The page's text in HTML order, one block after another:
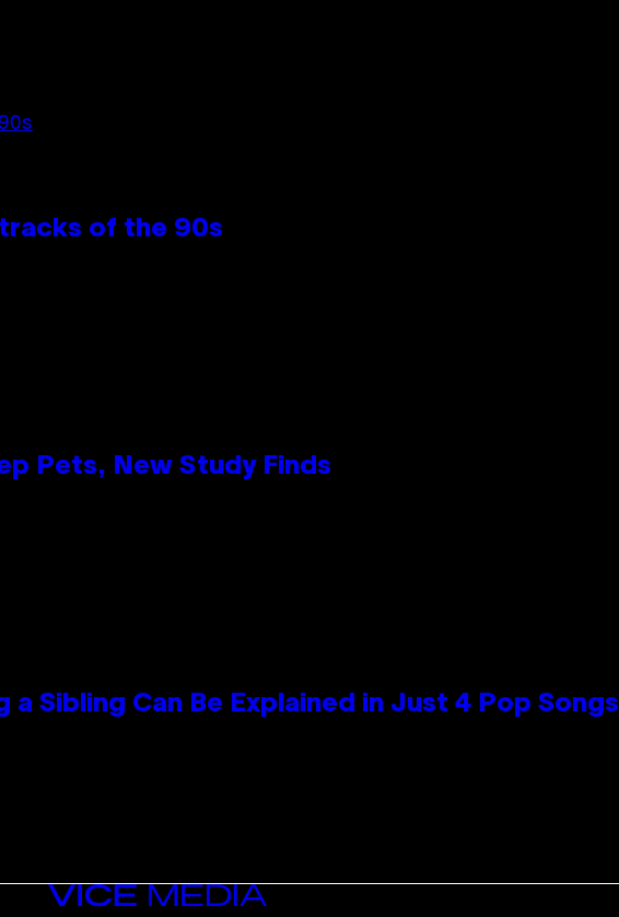
of the 90s
Pets, New Study Finds
Sibling Can Be Explained in Just 4 Pop Songs
VICE
MEDIA